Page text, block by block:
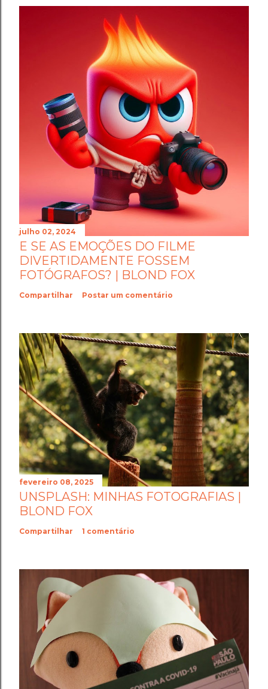
julho 02, 2024
E SE AS EMOÇÕES DO FILME
DIVERTIDAMENTE FOSSEM
FOTÓGRAFOS? | BLOND FOX
Compartilhar Postar um comentário
fevereiro 08, 2025
UNSPLASH: MINHAS FOTOGRAFIAS |
BLOND FOX
Compartilhar 1 comentário